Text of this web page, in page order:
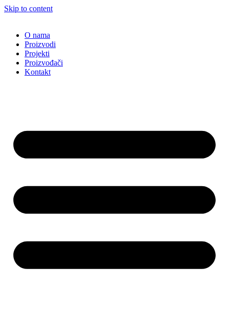
Skip to content
O nama
Proizvodi
Projekti
Proizvođači
Kontakt